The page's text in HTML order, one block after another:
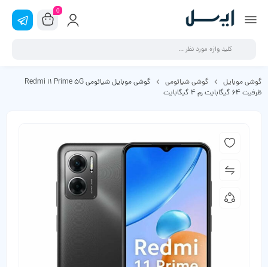
0
گوشی موبایل گوشی شیائومی
گوشی موبایل شیائومی Redmi 11 Prime 5G
ظرفیت 64 گیگابایت رم 4 گیگابایت